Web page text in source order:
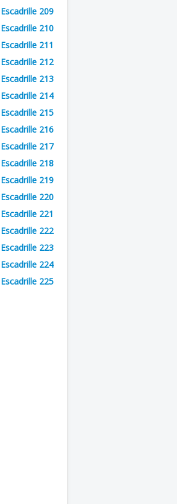
Escadrille 209
Escadrille 210
Escadrille 211
Escadrille 212
Escadrille 213
Escadrille 214
Escadrille 215
Escadrille 216
Escadrille 217
Escadrille 218
Escadrille 219
Escadrille 220
Escadrille 221
Escadrille 222
Escadrille 223
Escadrille 224
Escadrille 225